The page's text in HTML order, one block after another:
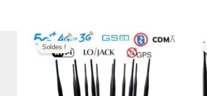
Soldes !
Plage
de
prix :
679,99€
699,99€